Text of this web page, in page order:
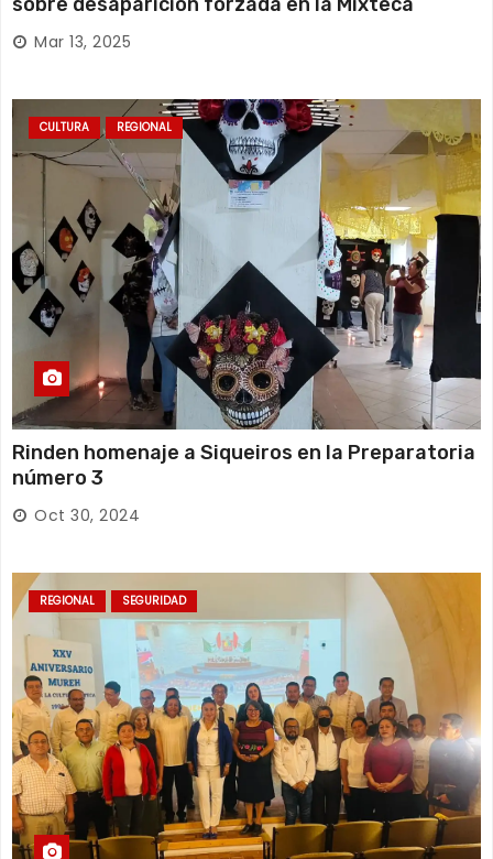
Mar 13, 2025
CULTURA REGIONAL
Rinden homenaje a Siqueiros en la Preparatoria
número 3
Oct 30, 2024
REGIONAL SEGURIDAD